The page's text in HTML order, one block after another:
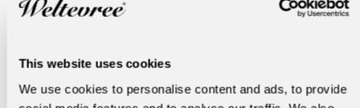
This website uses cookies
We use cookies to personalise content and ads, to provide